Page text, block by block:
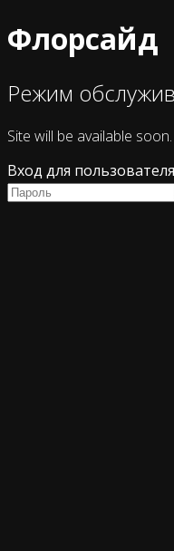
Флорсайд
Режим
Site will be available
Вход для пользователя